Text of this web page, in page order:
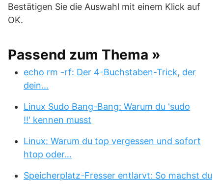
Bestätigen Sie die Auswahl mit einem Klick auf
OK.
Passend zum Thema »
echo rm -rf: Der 4-Buchstaben-Trick, der
dein…
Linux Sudo Bang-Bang: Warum du 'sudo
!!' kennen musst
Linux: Warum du top vergessen und sofort
htop oder…
Speicherplatz-Fresser entlarvt: So machst du